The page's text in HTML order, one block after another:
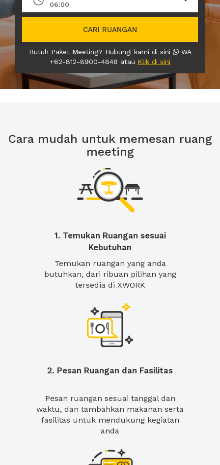
06:00
CARI RUANGAN
Butuh Paket Meeting? Hubungi kami di sini
WA
+62-812-8900-4848 atau Klik di sini
Cara mudah untuk memesan ruang
meeting
1. Temukan Ruangan sesuai
Kebutuhan
Temukan ruangan yang anda
butuhkan, dari ribuan pilihan yang
tersedia di XWORK
2. Pesan Ruangan dan Fasilitas
Pesan ruangan sesuai tanggal dan
waktu, dan tambahkan makanan serta
fasilitas untuk mendukung kegiatan
anda